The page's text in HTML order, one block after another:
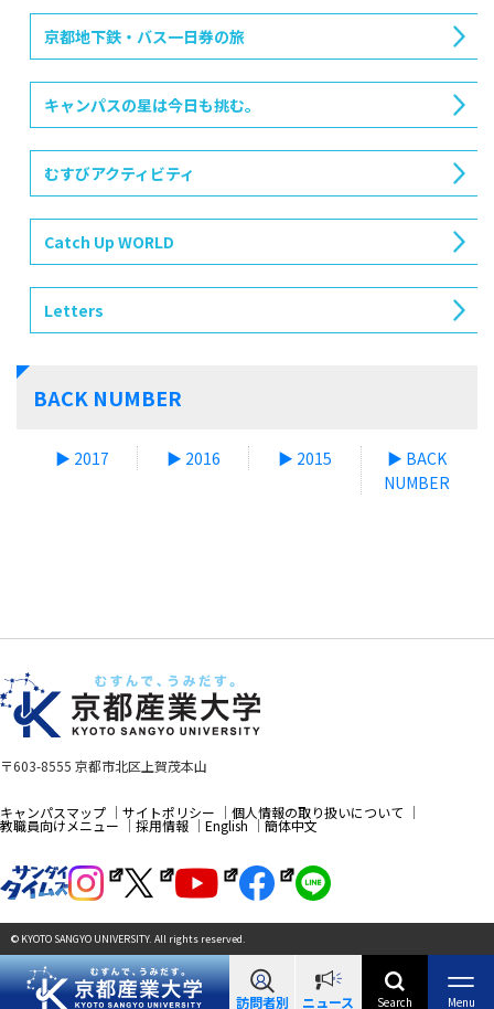
Menu
訪問者別 ニュース Search
京都地下鉄・バス一日券の旅
キャンパスの星は今日も挑む。
むすびアクティビティ
Catch Up WORLD
Letters
BACK NUMBER
▶ 2017 ▶ 2016 ▶ 2015
▶ BACK
NUMBER
〒603-8555 京都市北区上賀茂本山
キャンパスマップ サイトポリシー 個人情報の取り扱いについて
教職員向けメニュー 採用情報 English 簡体中文
© KYOTO SANGYO UNIVERSITY. All rights reserved.